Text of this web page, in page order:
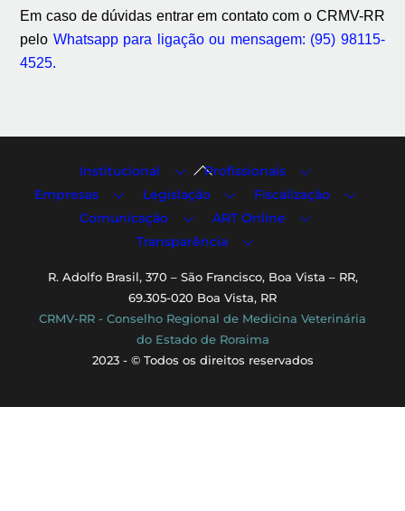
Em caso de dúvidas entrar em contato com o CRMV-RR
pelo Whatsapp para ligação ou mensagem: (95) 98115-
4525.
Back
To
Top
Institucional
Profissionais
Empresas
Legislação
Fiscalização
Comunicação
ART Online
Transparência
R. Adolfo Brasil, 370 – São Francisco, Boa Vista – RR,
69.305-020 Boa Vista, RR
CRMV-RR - Conselho Regional de Medicina Veterinária
do Estado de Roraima
2023 - © Todos os direitos reservados